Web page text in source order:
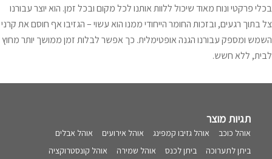
בכלי פרקטי ונוח מאוד שיכול ללוות אותנו לכל מקום ובכל זמן. הוא יוצר עבורנו
צל בתוך רגעים, ובזכות החומר הייחודי ממנו הוא עשוי – הגזיבו אף חוסם את קרני
השמש ומספק עבורנו הגנה אופטימלית. כך אפשר לבלות זמן ממושך יותר מחוץ
לבית, ללא חשש.
תגיות מוצר
אוהל אבלים אוהל אירועים אוהל גזיבו קמפינג
אוהל כוכב
אוהל קונסטרוקציה
אוהל שמירה ביתן לכנס
ביתן לתערוכה